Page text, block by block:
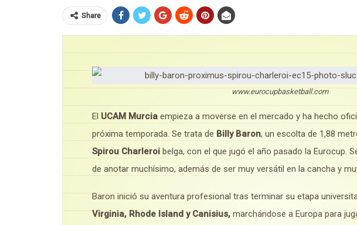
Share
www.eurocupbasketball.com
El UCAM Murcia empieza a moverse en el mercado y ha hecho
próxima temporada. Se trata de Billy Baron, un escolta de 1,88
Spirou Charleroi belga, con el que jugó el año pasado la Eurocup.
de anotar muchísimo, además de ser muy versátil en la cancha y
Baron inició su aventura profesional tras terminar su etapa
Virginia, Rhode Island y Canisius, marchándose a Europa para